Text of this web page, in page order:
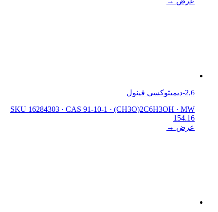
2,6-ديميثوكسي فينول
SKU 16284303 · CAS 91-10-1 · (CH3O)2C6H3OH · MW
154.16
عرض →